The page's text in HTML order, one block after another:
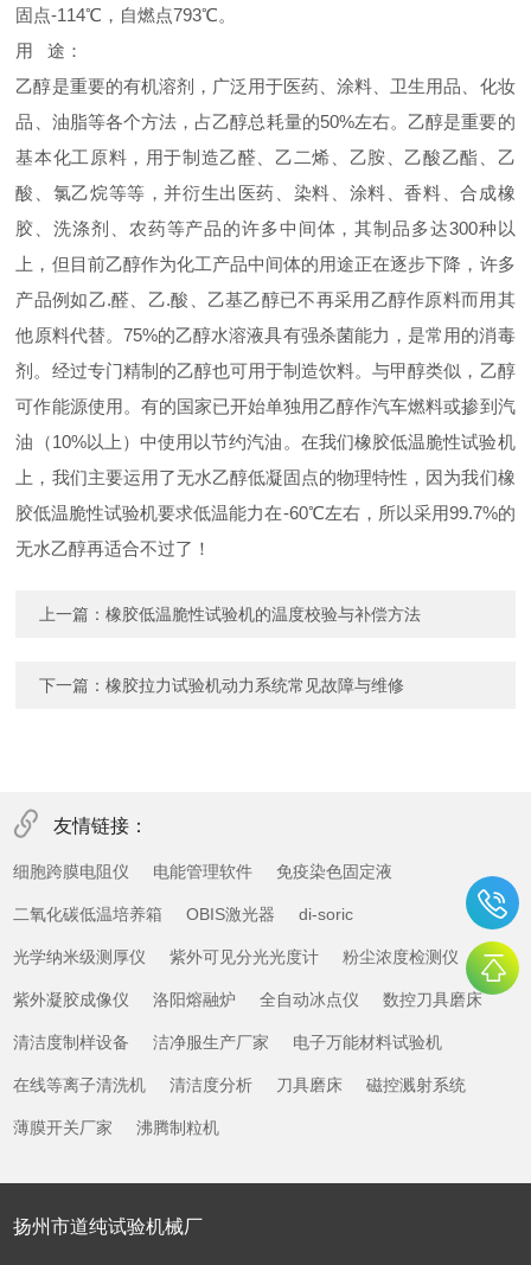
固点-114℃，自燃点793℃。
用 途：
乙醇是重要的有机溶剂，广泛用于医药、涂料、卫生用品、化妆
品、油脂等各个方法，占乙醇总耗量的50%左右。乙醇是重要的
基本化工原料，用于制造乙醛、乙二烯、乙胺、乙酸乙酯、乙
酸、氯乙烷等等，并衍生出医药、染料、涂料、香料、合成橡
胶、洗涤剂、农药等产品的许多中间体，其制品多达300种以
上，但目前乙醇作为化工产品中间体的用途正在逐步下降，许多
产品例如乙.醛、乙.酸、乙基乙醇已不再采用乙醇作原料而用其
他原料代替。75%的乙醇水溶液具有强杀菌能力，是常用的消毒
剂。经过专门精制的乙醇也可用于制造饮料。与甲醇类似，乙醇
可作能源使用。有的国家已开始单独用乙醇作汽车燃料或掺到汽
油（10%以上）中使用以节约汽油。在我们橡胶低温脆性试验机
上，我们主要运用了无水乙醇低凝固点的物理特性，因为我们橡
胶低温脆性试验机要求低温能力在-60℃左右，所以采用99.7%的
无水乙醇再适合不过了！
上一篇：橡胶低温脆性试验机的温度校验与补偿方法
下一篇：橡胶拉力试验机动力系统常见故障与维修
友情链接：
细胞跨膜电阻仪 电能管理软件 免疫染色固定液
二氧化碳低温培养箱 OBIS激光器 di-soric
光学纳米级测厚仪 紫外可见分光光度计 粉尘浓度检测仪
紫外凝胶成像仪 洛阳熔融炉 全自动冰点仪 数控刀具磨床
清洁度制样设备 洁净服生产厂家 电子万能材料试验机
在线等离子清洗机 清洁度分析 刀具磨床 磁控溅射系统
薄膜开关厂家 沸腾制粒机
扬州市道纯试验机械厂